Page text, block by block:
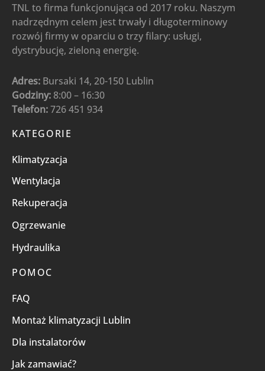
TNL to firma funkcjonująca od 2017 roku. Naszym
nadrzędnym celem jest trwały i długoterminowy
rozwój firmy w oparciu o trzy filary: usługi,
dystrybucję, zieloną energię.
Adres: Bursaki 14, 20-150 Lublin
Godziny: 8:00 – 16:30
Telefon:726 451 934
KATEGORIE
Klimatyzacja
Wentylacja
Rekuperacja
Ogrzewanie
Hydraulika
POMOC
FAQ
Montaż klimatyzacji Lublin
Dla instalatorów
Jak zamawiać?